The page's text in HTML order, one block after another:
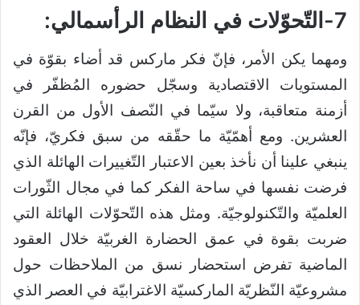
7-التّحوّلات في النظام الرأسمالي:
ومهما يكن الأمر، فإنّ فكر ماركس قد أضاء بقوّة في
المستويات الاقتصادية وسجّل حضوره المُظفّر في
أزمنة متعاقبة، ولا سيّما في النّصف الأول من القرن
العشرين. ومع أهمّيّة ما حقّقه من سبق فكريّ، فإنّه
ينبغي علينا أن نأخذ بعين الاعتبار التّغييرات الهائلة الذي
فرضت نفسها في ساحة الفكر كما في مجال الثّورات
العلميّة والتّكنولوجيّة. ومثل هذه التّحوّلات الهائلة التي
ضربت بقوة في عمق الحضارة الغربيّة خلال العقود
الماضية تفرض استحضار نسق من الملاحظات حول
مشروعيّة النّظريّة الماركسيّة الاغترابيّة في العصر الذي